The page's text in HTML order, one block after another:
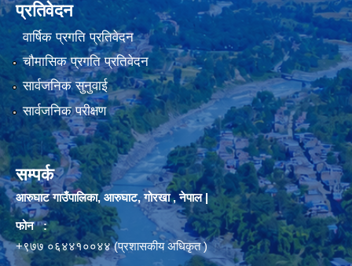
प्रतिवेदन
वार्षिक प्रगति प्रतिवेदन
चौमासिक प्रगति प्रतिवेदन
सार्वजनिक सुनुवाई
सार्वजनिक परीक्षण
सम्पर्क
आरुघाट गाउँपालिका, आरुघाट, गोरखा , नेपाल |
फोन :
+९७७ ०६४४१००४४ (प्रशासकीय अधिकृत )